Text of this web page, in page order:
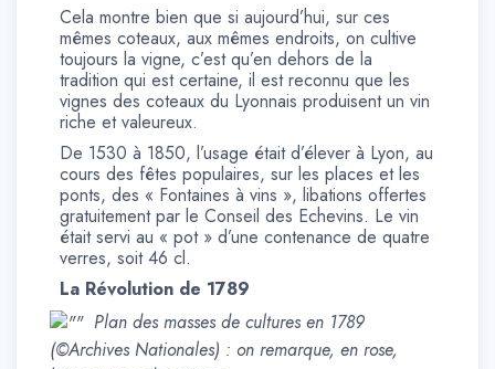
Cela montre bien que si aujourd’hui, sur ces
mêmes coteaux, aux mêmes endroits, on cultive
toujours la vigne, c’est qu’en dehors de la
tradition qui est certaine, il est reconnu que les
vignes des coteaux du Lyonnais produisent un vin
riche et valeureux.
De 1530 à 1850, l’usage était d’élever à Lyon, au
cours des fêtes populaires, sur les places et les
ponts, des « Fontaines à vins », libations offertes
gratuitement par le Conseil des Echevins. Le vin
était servi au « pot » d’une contenance de quatre
verres, soit 46 cl.
La Révolution de 1789
Plan des masses de cultures en 1789
(©Archives Nationales) : on remarque, en rose,